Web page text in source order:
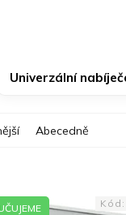
Univerzální
Abecedně
Kód: